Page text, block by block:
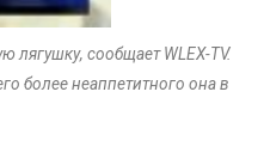
лягушку, сообщает WLEX-TV.
более неаппетитного она в